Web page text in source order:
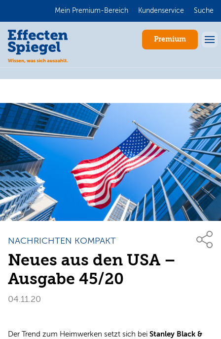
Mein Premium-Bereich Kundenservice Suche
Premium
NACHRICHTEN KOMPAKT
Neues aus den USA –
Ausgabe 45/20
04.11.20
Der Trend zum Heimwerken setzt sich bei Stanley Black &
Anmelden